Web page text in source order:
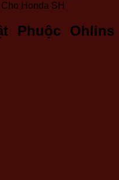
Honda SH
Phuộc Ohlins